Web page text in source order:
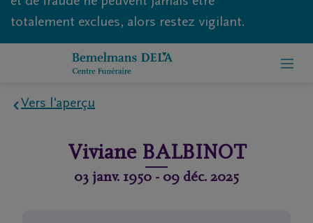
totalement exclues, alors restez vigilant.
Vers l'aperçu
Viviane BALBINOT
03 janv. 1950 - 09 déc. 2025